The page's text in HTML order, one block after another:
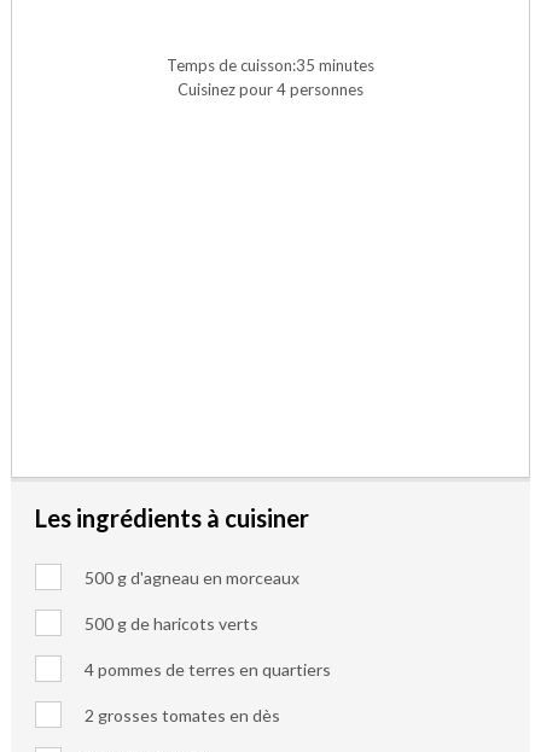
Temps de cuisson:35 minutes
Cuisinez pour 4 personnes
Les ingrédients à cuisiner
500 g d'agneau en morceaux
500 g de haricots verts
4 pommes de terres en quartiers
2 grosses tomates en dès